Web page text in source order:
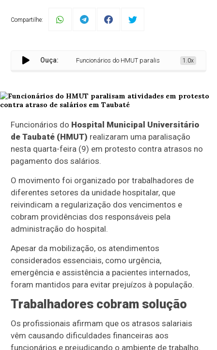
Compartilhe:
Ouça: Funcionários do HMUT paralisam atividades em
1.0x
Funcionários do Hospital Municipal Universitário
de Taubaté (HMUT) realizaram uma paralisação
nesta quarta-feira (9) em protesto contra atrasos no
pagamento dos salários.
O movimento foi organizado por trabalhadores de
diferentes setores da unidade hospitalar, que
reivindicam a regularização dos vencimentos e
cobram providências dos responsáveis pela
administração do hospital.
Apesar da mobilização, os atendimentos
considerados essenciais, como urgência,
emergência e assistência a pacientes internados,
foram mantidos para evitar prejuízos à população.
Trabalhadores cobram solução
Os profissionais afirmam que os atrasos salariais
vêm causando dificuldades financeiras aos
funcionários e prejudicando o ambiente de trabalho.